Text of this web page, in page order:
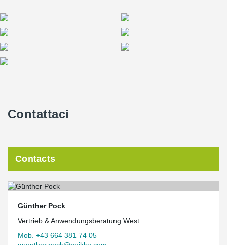
Contattaci
Contacts
Günther Pock
Vertrieb & Anwendungsberatung West
Mob. +43 664 381 74 05